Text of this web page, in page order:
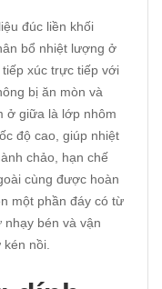
đúc liền khối
bổ nhiệt lượng ở
xúc trực tiếp với
bị ăn mòn và
ở giữa là lớp nhôm
độ cao, giúp nhiệt
chảo, hạn chế
cùng được hoàn
một phần đáy có từ
bén và vận
nồi.